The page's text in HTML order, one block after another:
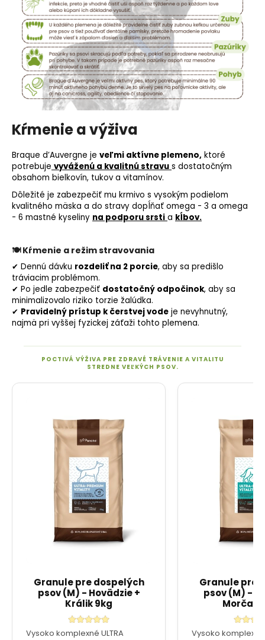
Kŕmenie a výživa
Braque d’Auvergne je veľmi aktívne plemeno, ktoré
potrebuje vyváženú a kvalitnú stravu s dostatočným
obsahom bielkovín, tukov a vitamínov.
Dôležité je zabezpečiť mu krmivo s vysokým podielom
kvalitného mäska a do stravy dopĺňať omega - 3 a omega
- 6 mastné kyseliny na podporu srsti a kĺbov.
🍽Kŕmenie a režim stravovania
✔ Dennú dávku rozdeliť na 2 porcie, aby sa predišlo
tráviacim problémom.
✔ Po jedle zabezpečiť dostatočný odpočinok, aby sa
minimalizovalo riziko torzie žalúdka.
✔ Pravidelný prístup k čerstvej vode je nevyhnutný,
najmä pri vyššej fyzickej záťaži tohto plemena.